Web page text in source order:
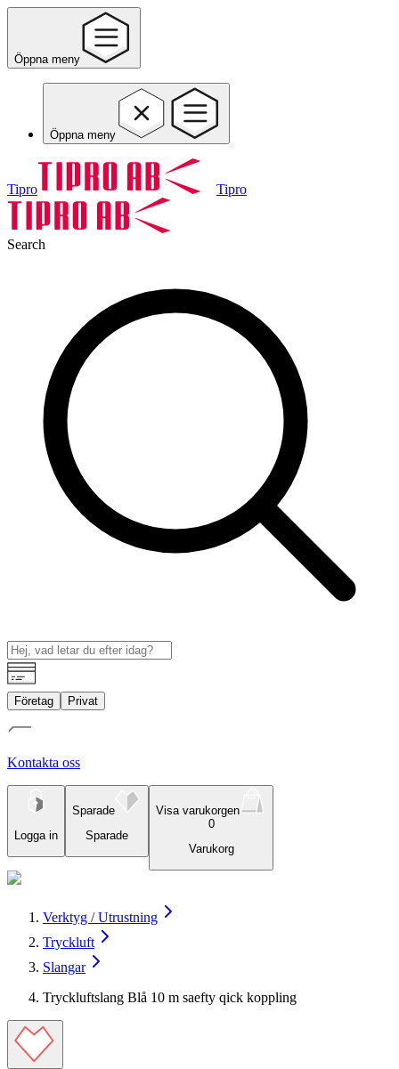
Öppna meny
Öppna meny
Tipro Tipro
Search
Företag Privat
Kontakta oss
Logga in
Sparade
Sparade
Visa varukorgen
0
Varukorg
Verktyg / Utrustning
Tryckluft
Slangar
Tryckluftslang Blå 10 m saefty qick koppling